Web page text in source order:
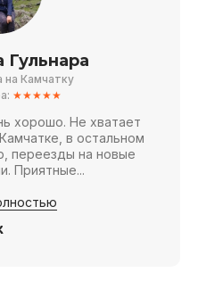
Гульнара
на Камчатку
★★★★★
хорошо. Не хватает
в остальном
переезды на новые
Приятные...